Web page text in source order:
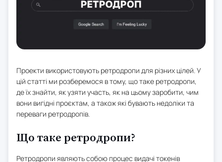
Проекти використовують ретродропи для різних цілей. У
цій статті ми розберемося в тому, що таке ретродропи,
де їх знайти, як узяти участь, як на цьому заробити, чим
вони вигідні проєктам, а також які бувають недоліки та
переваги ретродропів.
Що таке ретродропи?
Ретродропи являють собою процес видачі токенів